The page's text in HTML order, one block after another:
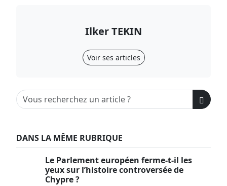
Ilker TEKIN
Voir ses articles
DANS LA MÊME RUBRIQUE
Le Parlement européen ferme-t-il les
yeux sur l’histoire controversée de
Chypre ?